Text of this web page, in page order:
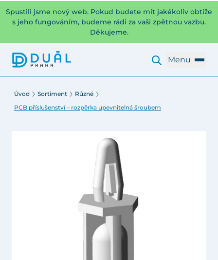
Spustili jsme nový web. Pokud budete mít jakékoliv obtíže
s jeho fungováním, budeme rádi za vaši zpětnou vazbu.
Děkujeme.
Menu
Úvod Sortiment
Různé
PCB příslušenství – rozpěrka upevnitelná šroubem